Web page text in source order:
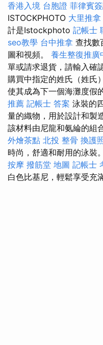
香港入境 台胞證 菲律賓
ISTOCKPHOTO 大里推拿
計是Istockphoto 記帳士
seo教學 台中推拿 查找數
圖和視頻。 養生整復推廣
單或請求退貨，請輸入確
購買中指定的姓氏（姓氏
使其成為下一個海灘度假
推薦 記帳士 答案 泳裝的
量的織物，用於設計和製
該材料由尼龍和氨綸的組
外燴茶點 北投 整骨 換護
時尚，舒適和耐用的泳裝。
按摩 撥筋堂 地圖 記帳士
白色比基尼，輕鬆享受充